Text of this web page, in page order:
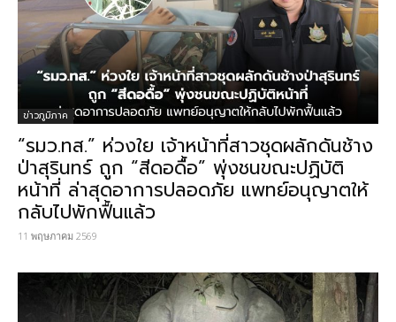
ข่าวภูมิภาค
“รมว.ทส.” ห่วงใย เจ้าหน้าที่สาวชุดผลักดันช้าง
ป่าสุรินทร์ ถูก “สีดอดื้อ” พุ่งชนขณะปฏิบัติ
หน้าที่ ล่าสุดอาการปลอดภัย แพทย์อนุญาตให้
กลับไปพักฟื้นแล้ว
11 พฤษภาคม 2569